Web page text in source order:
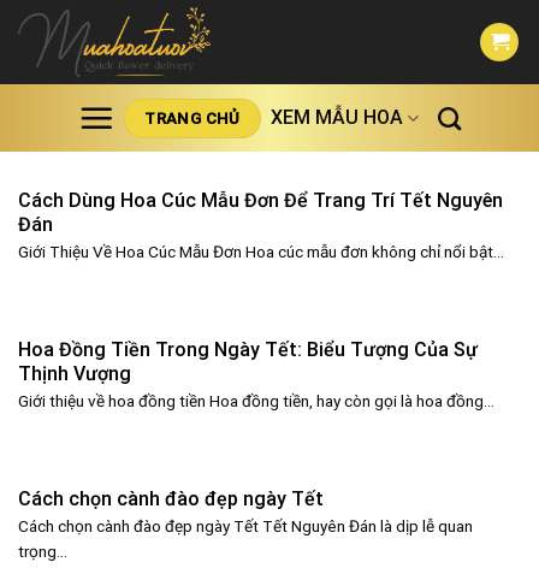
Skip
content
TRANG CHỦ XEM MẪU HOA
Cách Dùng Hoa Cúc Mẫu Đơn Để Trang Trí Tết Nguyên
Đán
Giới Thiệu Về Hoa Cúc Mẫu Đơn Hoa cúc mẫu đơn không chỉ nổi bật...
Hoa Đồng Tiền Trong Ngày Tết: Biểu Tượng Của Sự
Thịnh Vượng
Giới thiệu về hoa đồng tiền Hoa đồng tiền, hay còn gọi là hoa đồng...
Cách chọn cành đào đẹp ngày Tết
Cách chọn cành đào đẹp ngày Tết Tết Nguyên Đán là dịp lễ quan
trọng...